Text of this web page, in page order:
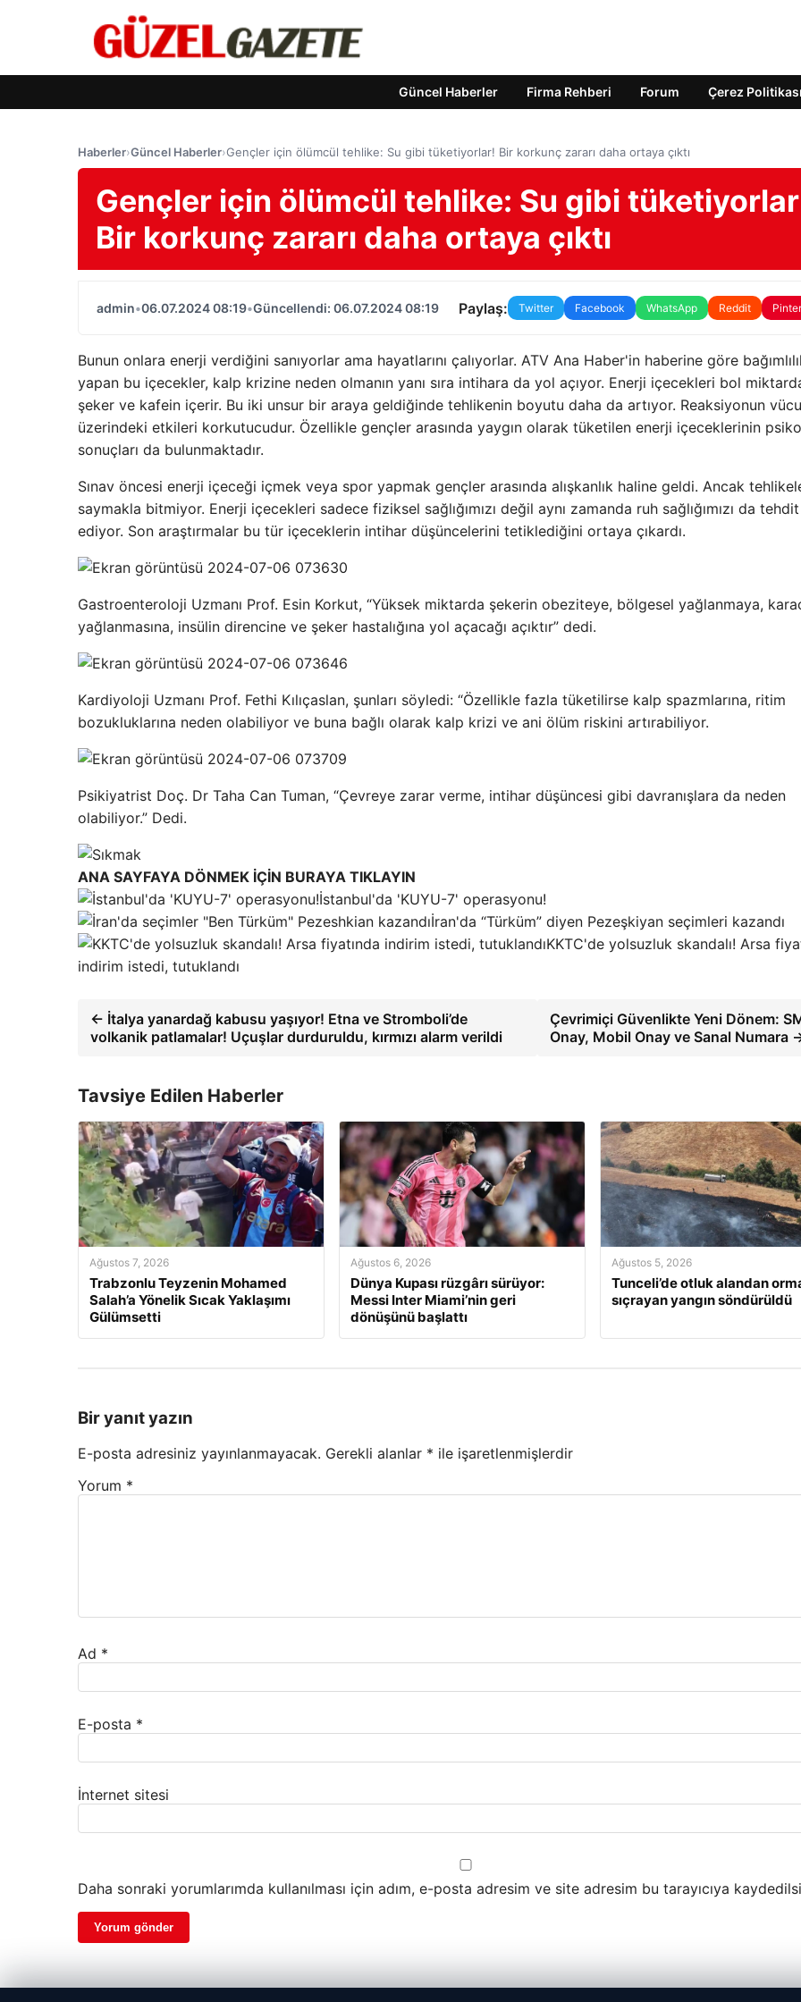
Güncel Haberler Firma Rehberi Forum Çerez Politikası
Haberler›Güncel Haberler›Gençler için ölümcül tehlike: Su gibi tüketiyorlar! Bir korkunç zararı daha ortaya çıktı
Gençler için ölümcül tehlike: Su gibi
Bir korkunç zararı daha ortaya çıktı
admin•06.07.2024 08:19•Güncellendi: 06.07.2024 08:19 Paylaş: Twitter Facebook WhatsApp Reddit
Bunun onlara enerji verdiğini sanıyorlar ama hayatlarını çalıyorlar. ATV Ana Haber'in haberine göre
yapan bu içecekler, kalp krizine neden olmanın yanı sıra intihara da yol açıyor. Enerji içecekleri bol
şeker ve kafein içerir. Bu iki unsur bir araya geldiğinde tehlikenin boyutu daha da artıyor. Reaksiyonun
üzerindeki etkileri korkutucudur. Özellikle gençler arasında yaygın olarak tüketilen enerji içeceklerinin
sonuçları da bulunmaktadır.
Sınav öncesi enerji içeceği içmek veya spor yapmak gençler arasında alışkanlık haline geldi. Ancak
saymakla bitmiyor. Enerji içecekleri sadece fiziksel sağlığımızı değil aynı zamanda ruh sağlığımızı da tehdit
ediyor. Son araştırmalar bu tür içeceklerin intihar düşüncelerini tetiklediğini ortaya çıkardı.
Gastroenteroloji Uzmanı Prof. Esin Korkut, “Yüksek miktarda şekerin obeziteye, bölgesel yağlanmaya,
yağlanmasına, insülin direncine ve şeker hastalığına yol açacağı açıktır” dedi.
Kardiyoloji Uzmanı Prof. Fethi Kılıçaslan, şunları söyledi: “Özellikle fazla tüketilirse kalp spazmlarına, ritim
bozukluklarına neden olabiliyor ve buna bağlı olarak kalp krizi ve ani ölüm riskini artırabiliyor.
Psikiyatrist Doç. Dr Taha Can Tuman, “Çevreye zarar verme, intihar düşüncesi gibi davranışlara da neden
olabiliyor.” Dedi.
ANA SAYFAYA DÖNMEK İÇİN BURAYA TIKLAYIN
İstanbul'da 'KUYU-7' operasyonu!
İran'da “Türküm” diyen Pezeşkiyan seçimleri kazandı
KKTC'de yolsuzluk skandalı! Arsa
indirim istedi, tutuklandı
← İtalya yanardağ kabusu yaşıyor! Etna ve Stromboli’de
volkanik patlamalar! Uçuşlar durduruldu, kırmızı alarm verildi
Çevrimiçi Güvenlikte Yeni Dönem:
Onay, Mobil Onay ve Sanal Numara
Tavsiye Edilen Haberler
Ağustos 7, 2026
Trabzonlu Teyzenin Mohamed
Salah’a Yönelik Sıcak Yaklaşımı
Gülümsetti
Ağustos 6, 2026
Dünya Kupası rüzgârı sürüyor:
Messi Inter Miami’nin geri
dönüşünü başlattı
Ağustos 5, 2026
Tunceli’de otluk alandan
sıçrayan yangın söndürüldü
Bir yanıt yazın
E-posta adresiniz yayınlanmayacak. Gerekli alanlar * ile işaretlenmişlerdir
Yorum *
Ad *
E-posta *
İnternet sitesi
Daha sonraki yorumlarımda kullanılması için adım, e-posta adresim ve site adresim bu tarayıcıya